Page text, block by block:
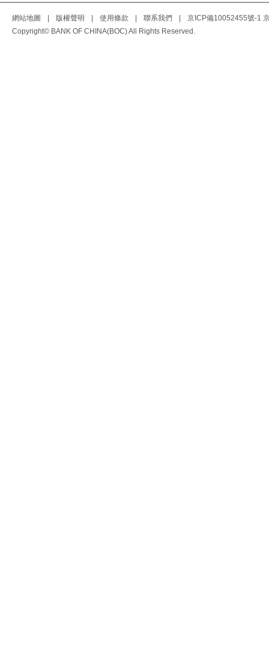
網站地圖 版權聲明 使用條款 聯系我們 京ICP備10052455號-1
Copyright© BANK OF CHINA(BOC) All Rights Reserved.